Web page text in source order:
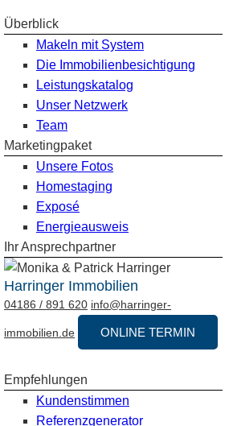
Überblick
Makeln mit System
Die Immobilienbesichtigung
Leistungskatalog
Unser Netzwerk
Team
Marketingpaket
Unsere Fotos
Homestaging
Exposé
Energieausweis
Ihr Ansprechpartner
Harringer Immobilien
04186 / 891 620 info@harringer-
immobilien.de
ONLINE TERMIN
Empfehlungen
Kundenstimmen
Referenzgenerator